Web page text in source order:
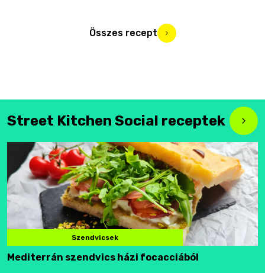
Összes recept
Street Kitchen Social receptek
Szendvicsek
Mediterrán szendvics házi focacciából